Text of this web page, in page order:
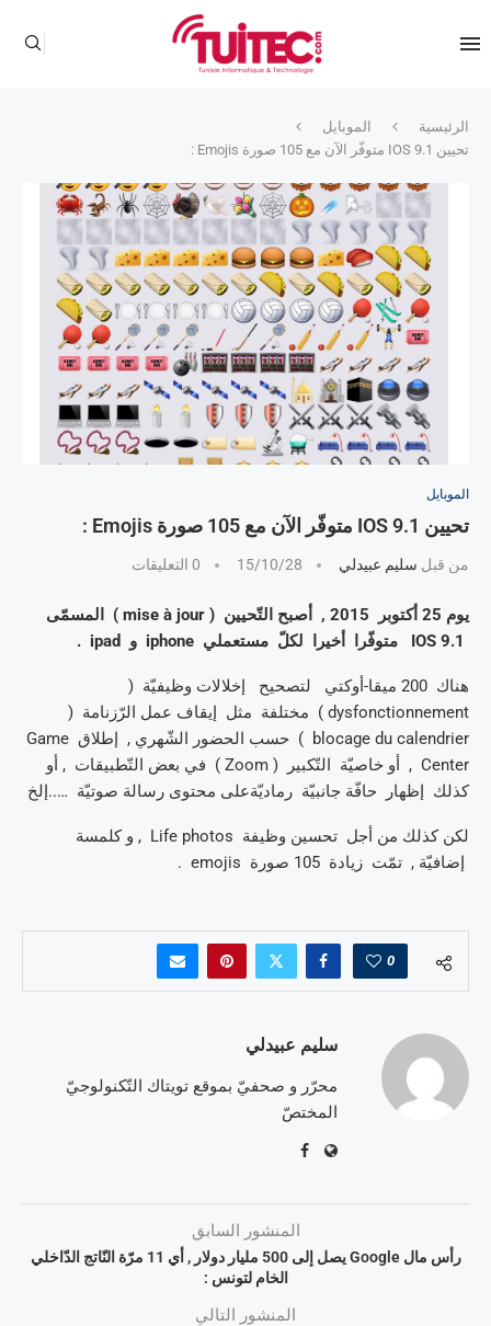
الرئيسية
الموبايل
تحيين IOS 9.1 متوفّر الآن مع 105 صورة Emojis :
الموبايل
تحيين IOS 9.1 متوفّر الآن مع 105 صورة Emojis :
من قبل سليم عبيدلي 15/10/28 0 التعليقات
يوم 25 أكتوبر 2015 , أصبح التّحيين ( mise à jour ) المسمّى
هناك 200 ميقا-أوكتي لتصحيح إخلالات وظيفيّة (
dysfonctionnement ) مختلفة مثل إيقاف عمل الرّزنامة (
blocage du calendrier ) حسب الحضور الشّهري , إطلاق Game
Center , أو خاصيّة التّكبير ( Zoom ) في بعض التّطبيقات , أو
كذلك إظهار حافّة جانبيّة رماديّةعلى محتوى رسالة صوتيّة …..إلخ
لكن كذلك من أجل تحسين وظيفة Life photos , و كلمسة
إضافيّة , تمّت زيادة 105 صورة emojis .
0
سليم عبيدلي
محرّر و صحفيّ بموقع تويتاك التّكنولوجيّ
المختصّ
المنشور السابق
رأس مال Google يصل إلى 500 مليار دولار , أي 11 مرّة النّاتج الدّاخلي
الخام لتونس :
المنشور التالي